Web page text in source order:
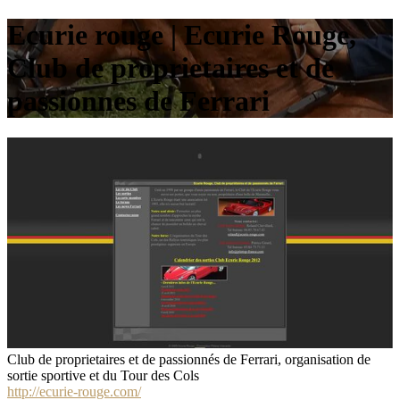
Ecurie rouge | Ecurie Rouge,
Club de prop­rietai­res et de
passionnes de Ferrari
Club de proprietaires et de passionnés de Ferrari, organisation de
sortie sportive et du Tour des Cols
http://ecurie-rouge.com/